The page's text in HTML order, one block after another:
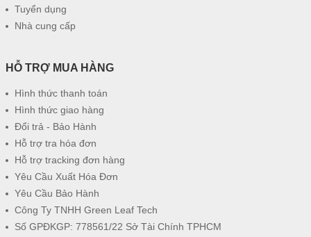
Tuyển dụng
Nhà cung cấp
HỖ TRỢ MUA HÀNG
Hình thức thanh toán
Hình thức giao hàng
Đổi trả - Bảo Hành
Hỗ trợ tra hóa đơn
Hỗ trợ tracking đơn hàng
Yêu Cầu Xuất Hóa Đơn
Yêu Cầu Bảo Hành
Công Ty TNHH Green Leaf Tech
Số GPĐKGP: 778561/22 Sở Tài Chính TPHCM